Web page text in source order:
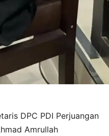
DPC PDI Perjuangan
Amrullah